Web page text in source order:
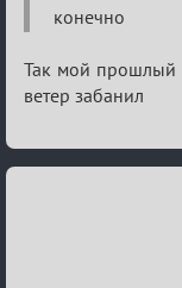
конечно
Так мой прошлый
ветер забанил